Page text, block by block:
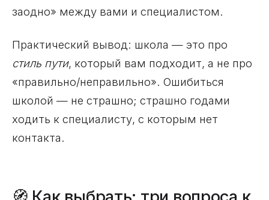
заодно» между вами и специалистом.
Практический вывод: школа — это про
стиль пути, который вам подходит, а не про
«правильно/неправильно». Ошибиться
школой — не страшно; страшно годами
ходить к специалисту, с которым нет
контакта.